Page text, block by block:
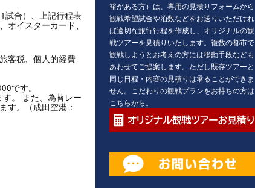
試合）、上記行程表
イスターカード、
客税、個人的経費
です。
。 また、為替レー
す。（成田空港：
裕がある方）は、専用の見積りフォームから
観戦希望試合や泊数などをお送りいただけれ
ば適切な旅行行程を作成し、オリジナルの観
戦ツアーを見積りいたします。複数の都市で
観戦しようとお考えの方には移動手段なども
あわせてご提案します。ただし既存ツアーと
同じ日程・内容の見積りは承ることができま
せん。こだわりの観戦プランをお持ちの方は
こちらから。